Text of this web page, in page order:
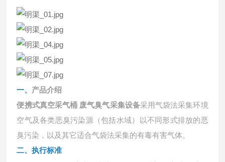
一、 产品介绍
便携式真空采气桶 废气臭气采集设备采用气袋法采集环境
空气及各类恶臭污染源（包括水域）以不同形式排放的恶
臭污染，以及其它适合气袋法采集的有毒有害气体。
二、执行标准